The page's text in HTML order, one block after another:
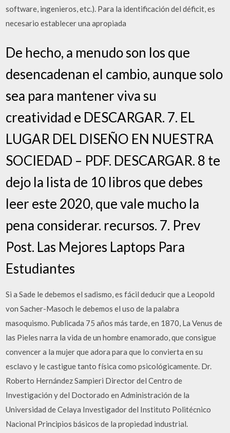
software, ingenieros, etc.). Para la identificación del déficit, es
necesario establecer una apropiada
De hecho, a menudo son los que
desencadenan el cambio, aunque solo
sea para mantener viva su
creatividad e DESCARGAR. 7. EL
LUGAR DEL DISEÑO EN NUESTRA
SOCIEDAD – PDF. DESCARGAR. 8 te
dejo la lista de 10 libros que debes
leer este 2020, que vale mucho la
pena considerar. recursos. 7. Prev
Post. Las Mejores Laptops Para
Estudiantes
Si a Sade le debemos el sadismo, es fácil deducir que a Leopold
von Sacher-Masoch le debemos el uso de la palabra
masoquismo. Publicada 75 años más tarde, en 1870, La Venus de
las Pieles narra la vida de un hombre enamorado, que consigue
convencer a la mujer que adora para que lo convierta en su
esclavo y le castigue tanto física como psicológicamente. Dr.
Roberto Hernández Sampieri Director del Centro de
Investigación y del Doctorado en Administración de la
Universidad de Celaya Investigador del Instituto Politécnico
Nacional Principios básicos de la propiedad industrial.